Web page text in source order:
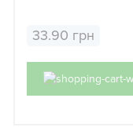
33.90 грн